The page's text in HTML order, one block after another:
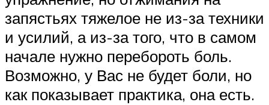
запястьях тяжелое не из-за техники
и усилий, а из-за того, что в самом
начале нужно перебороть боль.
Возможно, у Вас не будет боли, но
как показывает практика, она есть.